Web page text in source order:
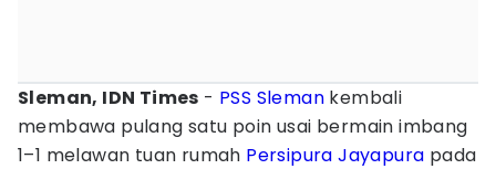
Sleman, IDN Times - PSS Sleman kembali
membawa pulang satu poin usai bermain imbang
1–1 melawan tuan rumah Persipura Jayapura pada